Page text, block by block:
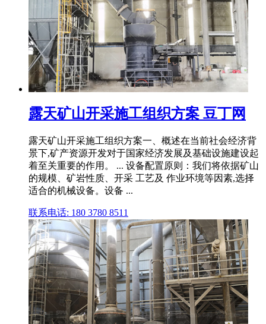
露天矿山开采施工组织方案 豆丁网
露天矿山开采施工组织方案一、概述在当前社会经济背
景下,矿产资源开发对于国家经济发展及基础设施建设起
着至关重要的作用。 ... 设备配置原则：我们将依据矿山
的规模、矿岩性质、开采 工艺及 作业环境等因素,选择
适合的机械设备。设备 ...
联系电话: 180 3780 8511